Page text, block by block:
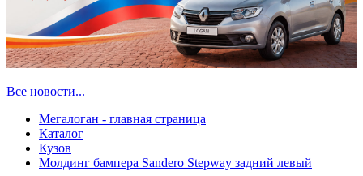
Все новости...
Мегалоган - главная страница
Каталог
Кузов
Молдинг бампера Sandero Stepway задний левый